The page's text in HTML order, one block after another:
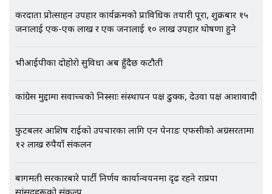
Followup: CCTV Footage Lost |
SIDHAKURA |
करदाता प्रोत्साहन उपहार कार्यक्रमको प्राविधिक तयारी पूरा, शुक्रबार १५
जनालाई एक-एक लाख र एक जनालाई १० लाख उपहार घोषणा हुने
भीआईपीका दोहोरो सुविधा अब हुँदैछ कटौती
कांग्रेस मुद्दामा सर्वोच्चको निस्साः संस्थापन पक्ष ढुक्क, देउवा पक्ष आशावादी
फुटबलर आशिष राईको उपचारका लागि एन पेनाङ एफसीको अग्रसरतामा
१२ लाख रुपैयाँ संकलन
बागमती सरकारबारे पार्टी निर्णय कार्यान्वयनमा दृढ रहने राप्रपा